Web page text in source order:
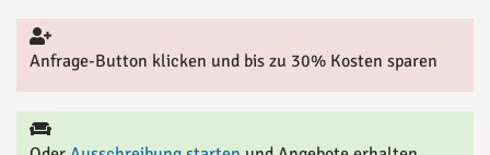
Anfrage-Button klicken und bis zu 30% Kosten sparen